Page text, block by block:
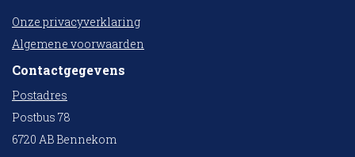
Onze privacyverklaring
Algemene voorwaarden
Contactgegevens
Postadres
Postbus 78
6720 AB Bennekom